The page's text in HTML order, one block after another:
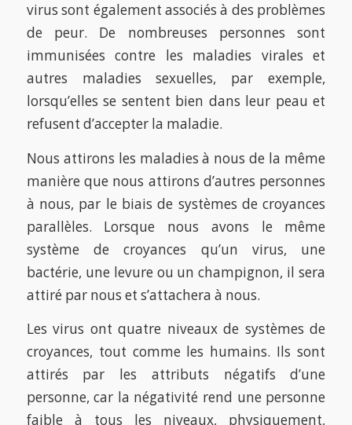
virus sont également associés à des problèmes
de peur. De nombreuses personnes sont
immunisées contre les maladies virales et
autres maladies sexuelles, par exemple,
lorsqu’elles se sentent bien dans leur peau et
refusent d’accepter la maladie.
Nous attirons les maladies à nous de la même
manière que nous attirons d’autres personnes
à nous, par le biais de systèmes de croyances
parallèles. Lorsque nous avons le même
système de croyances qu’un virus, une
bactérie, une levure ou un champignon, il sera
attiré par nous et s’attachera à nous.
Les virus ont quatre niveaux de systèmes de
croyances, tout comme les humains. Ils sont
attirés par les attributs négatifs d’une
personne, car la négativité rend une personne
faible à tous les niveaux, physiquement,